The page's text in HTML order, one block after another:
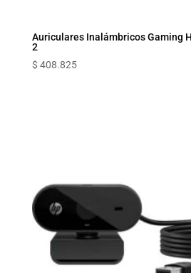
Auriculares Inalámbricos Gaming
2
$ 408.825